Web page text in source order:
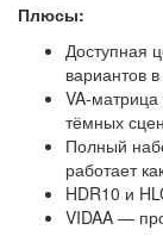
Плюсы:
Доступная
вариантов
VA-
тёмных
Полный
работает
HDR10 и
VIDAA —